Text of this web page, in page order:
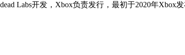
Labs开发，Xbox负责发行，最初于2020年Xbox